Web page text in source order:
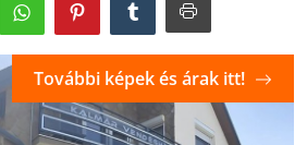
További képek és árak itt!